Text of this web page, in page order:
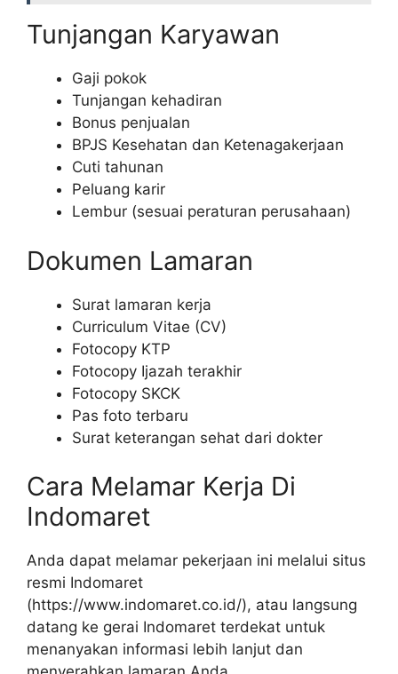
Tunjangan Karyawan
Gaji pokok
Tunjangan kehadiran
Bonus penjualan
BPJS Kesehatan dan Ketenagakerjaan
Cuti tahunan
Peluang karir
Lembur (sesuai peraturan perusahaan)
Dokumen Lamaran
Surat lamaran kerja
Curriculum Vitae (CV)
Fotocopy KTP
Fotocopy Ijazah terakhir
Fotocopy SKCK
Pas foto terbaru
Surat keterangan sehat dari dokter
Cara Melamar Kerja Di
Indomaret
Anda dapat melamar pekerjaan ini melalui situs
resmi Indomaret
(https://www.indomaret.co.id/), atau langsung
datang ke gerai Indomaret terdekat untuk
menanyakan informasi lebih lanjut dan